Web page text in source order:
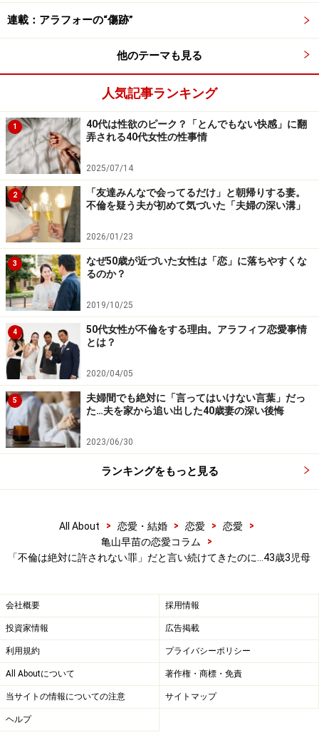
まさか自分が恋をするとは
った。それが1年ほど続いたある日、彼が悪酔いした。
「家まで送るしかないくらいに酔っ払って。そんなに酔
ったのを見るのは初めてでした。タクシーに一緒に乗っ
て、彼の自宅方向に向かったんですが、細かい説明がで
きなくて途中で降ろされちゃったんですよ。そうしたら
彼が道ばたでいきなり抱きついてきて『もう自分の気持
ちを隠しておけない。好きなんだ』って。抱きしめられ
たとき、私も同じ気持ちだとやっと気づいた」
ただ、彼女は彼の気持ちを受け入れてはいけないと自制
した。「不倫なんて、理性をなくした人がするもの」
「人として認めない」と、彼女は不倫をした友人を激し
く責めたことがあるからだ。そしてそれは彼女の信条で
もあった。
「既婚者が恋愛するなんて、許されるはずがない。そう
思っていました」
だがその場では、彼を突き飛ばして逃げるわけにもいか
女は迷惑に思うどころか逆に抱きしめてしまったのだと
でした。思わず抱きしめてしまった。思わず私も好きと
叫んでしまった。自分が自分でないような感じでした
ね」
情熱は止まらない。ふたりはそのまま近くのホテルで結
ばれた。その後の彼女の葛藤は大変なものがあった。
連載：アラフォーの“傷跡”
他のテーマも見る
人気記事ランキング
1
40代は性欲のピーク？「とんでもない快感」に翻
弄される40代女性の性事情
2025/07/14
2
「友達みんなで会ってるだけ」と朝帰りする妻。
不倫を疑う夫が初めて気づいた「夫婦の深い溝」
2026/01/23
3
なぜ50歳が近づいた女性は「恋」に落ちやすくな
るのか？
2019/10/25
4
50代女性が不倫をする理由。アラフィフ恋愛事情
とは？
2020/04/05
5
夫婦間でも絶対に「言ってはいけない言葉」だっ
た…夫を家から追い出した40歳妻の深い後悔
2023/06/30
ランキングをもっと見る
All About > 恋愛・結婚 > 恋愛 > 恋愛
>
亀山早苗の恋愛コラム
>
「不倫は絶対に許されない罪」だと言い続けてきたのに…43歳3児母
会社概要 採用情報
投資家情報 広告掲載
利用規約 プライバシーポリシー
All Aboutについて 著作権・商標・免責
当サイトの情報についての注意 サイトマップ
ヘルプ